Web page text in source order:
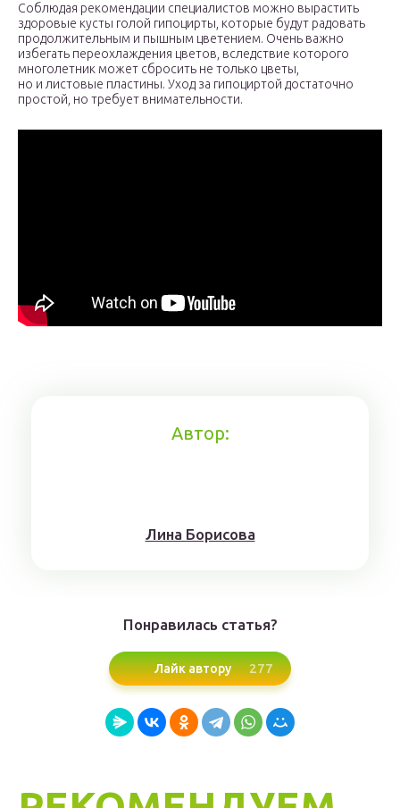
Соблюдая рекомендации специалистов можно вырастить
здоровые кусты голой гипоцирты, которые будут радовать
продолжительным и пышным цветением. Очень важно
избегать переохлаждения цветов, вследствие которого
многолетник может сбросить не только цветы,
но и листовые пластины. Уход за гипоциртой достаточно
простой, но требует внимательности.
Автор:
Лина Борисoвa
Понравилась статья?
Лайк автору 277